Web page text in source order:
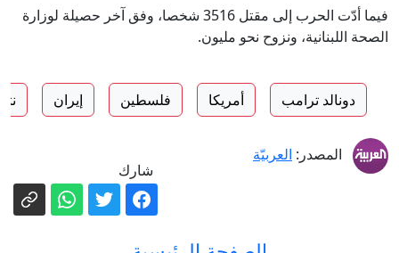
فيما أدّت الحرب إلى مقتل 3516 شخصا، وفق آخر حصيلة لوزارة
الصحة اللبنانية، ونزوح نحو مليون.
دونالد ترامب أمريكا فلسطين إيران
المصدر: العربيّة
شارك